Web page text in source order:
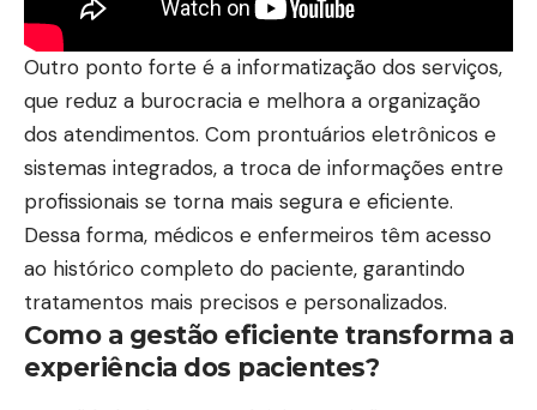
Outro ponto forte é a informatização dos serviços,
que reduz a burocracia e melhora a organização
dos atendimentos. Com prontuários eletrônicos e
sistemas integrados, a troca de informações entre
profissionais se torna mais segura e eficiente.
Dessa forma, médicos e enfermeiros têm acesso
ao histórico completo do paciente, garantindo
tratamentos mais precisos e personalizados.
Como a gestão eficiente transforma a
experiência dos pacientes?